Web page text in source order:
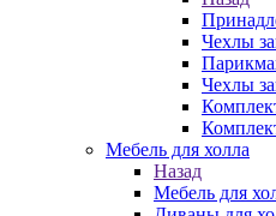
Чехлы
Чехлы
Мебель для холла
Назад
Мебель для